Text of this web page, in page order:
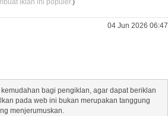
iklan ini populer.)
04 Jun 2026 06:47
bagi pengiklan, agar dapat beriklan
pada web ini bukan merupakan tanggung
menjerumuskan.